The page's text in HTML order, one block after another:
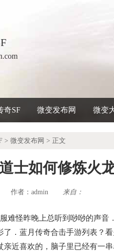
奇SF 微变发布网 微变
> 微变发布网 > 正文
士如何修炼火
作者： admin 来自：
难怪昨晚上总听到唦唦的声音
了．蓝月传奇合击手游列表？
亲近喜欢的，脑子里已经有一